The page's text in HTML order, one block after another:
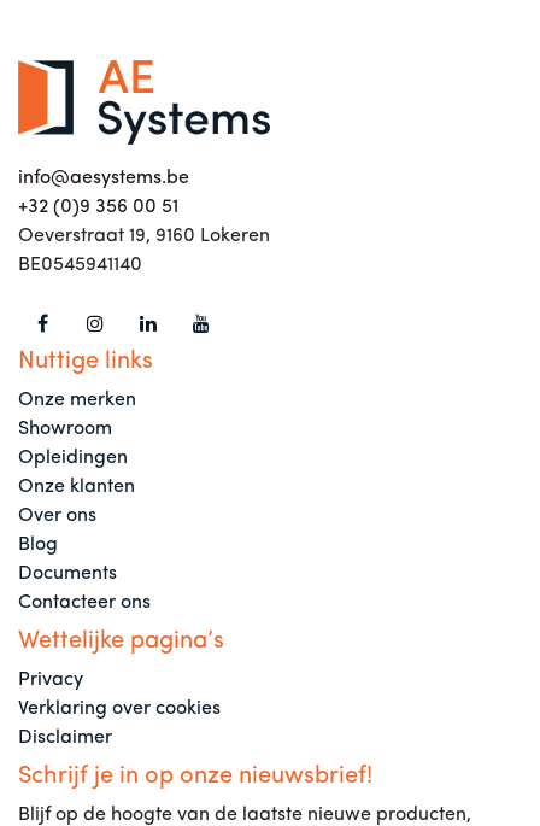
info@aesystems.be
+32 (0)9 356 00 51
Oeverstraat 19, 9160 Lokeren
BE0545941140
Nuttige links
Onze merken
Showroom
Opleidingen
Onze klanten
Over ons
Blog
Documents
Contacteer ons
Wettelijke pagina’s
Privacy
Verklaring over cookies
Disclaimer
Schrijf je in op onze nieuwsbrief!
Blijf op de hoogte van de laatste nieuwe producten,